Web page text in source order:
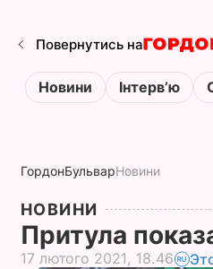
Повернутись на
Новини Інтервʼю
ГордонБульварНовини
НОВИНИ
Притула
17 лютого 2021, 18.46